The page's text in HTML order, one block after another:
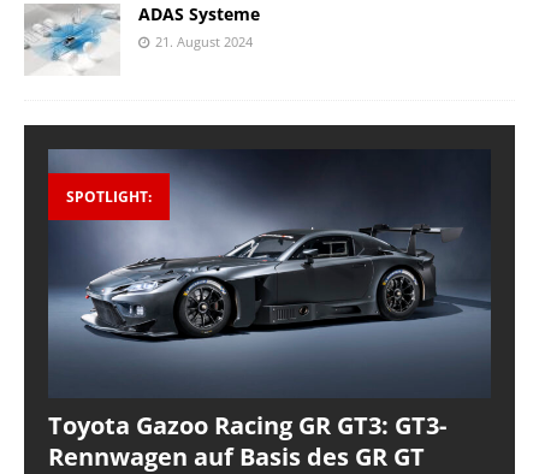
ADAS Systeme
21. August 2024
SPOTLIGHT:
Toyota Gazoo Racing GR GT3: GT3-
Rennwagen auf Basis des GR GT